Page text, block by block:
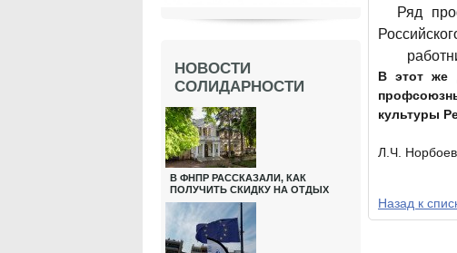
НОВОСТИ
СОЛИДАРНОСТИ
В ФНПР РАССКАЗАЛИ, КАК
ПОЛУЧИТЬ СКИДКУ НА ОТДЫХ
Ряд
В этот же
культуры
Л.Ч.
Назад к